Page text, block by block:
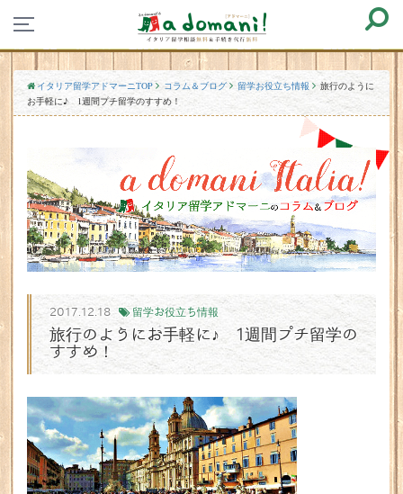
イタリア留学アドマーニTOP コラム＆ブログ 留学お役立ち情報
旅行のように
お手軽に♪ 1週間プチ留学のすすめ！
2017.12.18 留学お役立ち情報
旅行のようにお手軽に♪ 1週間プチ留学の
すすめ！